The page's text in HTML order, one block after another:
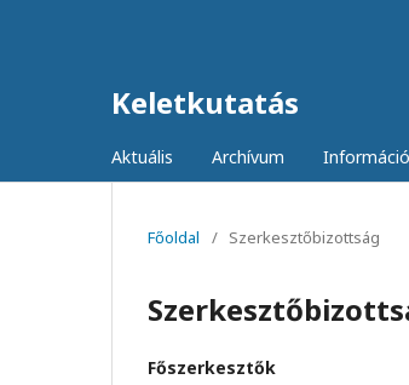
Keletkutatás
Aktuális Archívum
Főoldal / Szerkesztőbizottság
Főszerkesztők